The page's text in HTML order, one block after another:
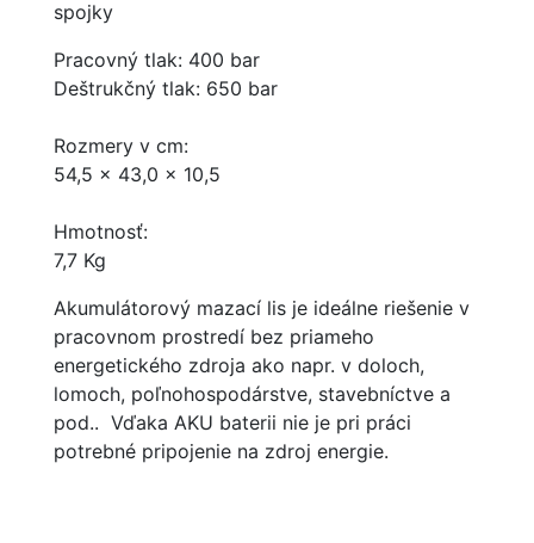
spojky
Pracovný tlak: 400 bar
Deštrukčný tlak: 650 bar
Rozmery v cm:
54,5 x 43,0 x 10,5
Hmotnosť:
7,7 Kg
Akumulátorový mazací lis je ideálne riešenie v
pracovnom prostredí bez priameho
energetického zdroja ako napr. v doloch,
lomoch, poľnohospodárstve, stavebníctve a
pod.. Vďaka AKU baterii nie je pri práci
potrebné pripojenie na zdroj energie.